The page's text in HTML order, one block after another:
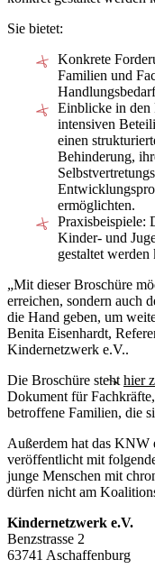
Sie bietet:
Konkrete
Familien und
Einblicke in den
intensiven
einen
Behinderung,
ermöglichten.
Praxisbeispiele:
Kinder- und
gestaltet werden
„Mit dieser Broschüre
erreichen, sondern auch
die Hand geben, um
Benita Eisenhardt,
Kindernetzwerk e.V..
Die Broschüre steht hier
Dokument für
betroffene Familien, die
Außerdem hat das KNW
veröffentlicht mit
junge Menschen mit
dürfen nicht am
Kindernetzwerk e.V.
Benzstrasse 2
63741 Aschaffenburg